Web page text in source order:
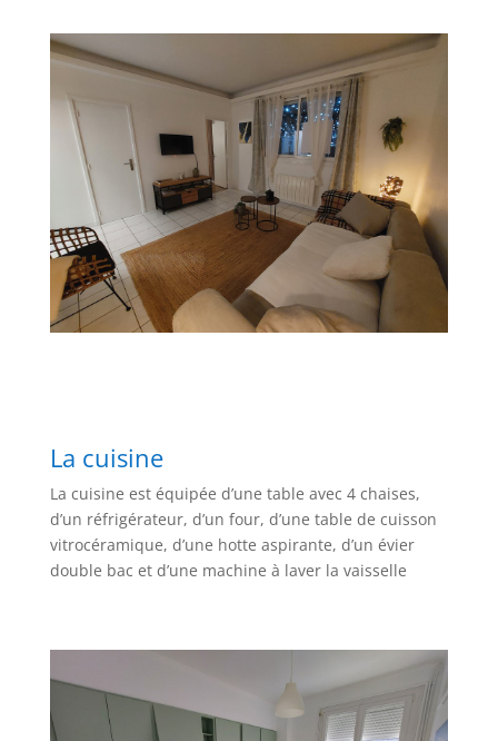
La cuisine
La cuisine est équipée d’une table avec 4 chaises,
d’un réfrigérateur, d’un four, d’une table de cuisson
vitrocéramique, d’une hotte aspirante, d’un évier
double bac et d’une machine à laver la vaisselle